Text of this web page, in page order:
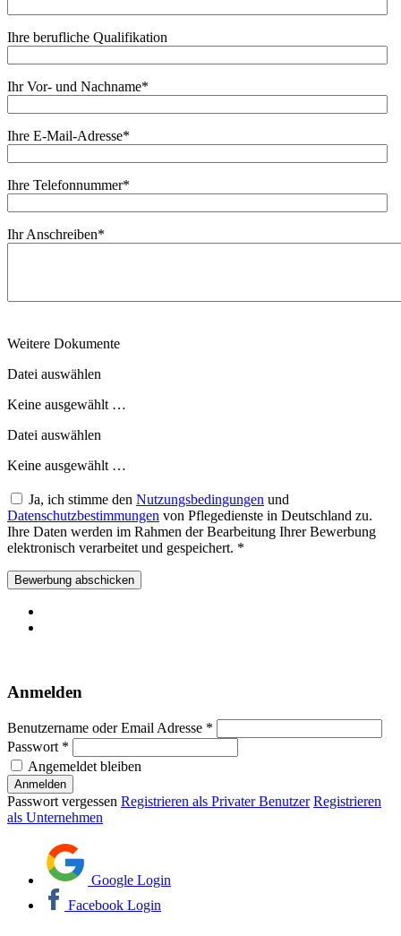
Ihre berufliche Qualifikation
Ihr Vor- und Nachname*
Ihre E-Mail-Adresse*
Ihre Telefonnummer*
Ihr Anschreiben*
Weitere Dokumente
Datei auswählen
Keine ausgewählt …
Datei auswählen
Keine ausgewählt …
Ja, ich stimme den Nutzungsbedingungen und
Datenschutzbestimmungen von Pflegedienste in Deutschland zu.
Ihre Daten werden im Rahmen der Bearbeitung Ihrer Bewerbung
elektronisch verarbeitet und gespeichert. *
Bewerbung abschicken
Anmelden
Benutzername oder Email Adresse *
Passwort *
Angemeldet bleiben
Passwort vergessen Registrieren als Privater Benutzer Registrieren
als Unternehmen
Google Login
Facebook Login